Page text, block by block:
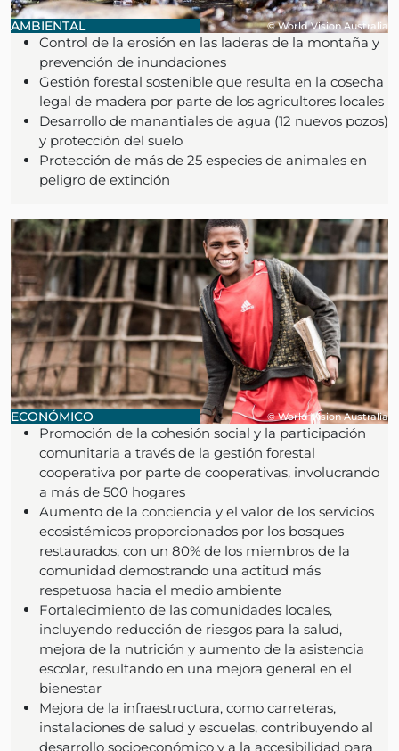
© World Vision Australia
AMBIENTAL
Control de la erosión en las laderas de la montaña y
prevención de inundaciones
Gestión forestal sostenible que resulta en la cosecha
legal de madera por parte de los agricultores locales
Desarrollo de manantiales de agua (12 nuevos pozos)
y protección del suelo
Protección de más de 25 especies de animales en
peligro de extinción
© World Vision Australia
ECONÓMICO
Promoción de la cohesión social y la participación
comunitaria a través de la gestión forestal
cooperativa por parte de cooperativas, involucrando
a más de 500 hogares
Aumento de la conciencia y el valor de los servicios
ecosistémicos proporcionados por los bosques
restaurados, con un 80% de los miembros de la
comunidad demostrando una actitud más
respetuosa hacia el medio ambiente
Fortalecimiento de las comunidades locales,
incluyendo reducción de riesgos para la salud,
mejora de la nutrición y aumento de la asistencia
escolar, resultando en una mejora general en el
bienestar
Mejora de la infraestructura, como carreteras,
instalaciones de salud y escuelas, contribuyendo al
desarrollo socioeconómico y a la accesibilidad para